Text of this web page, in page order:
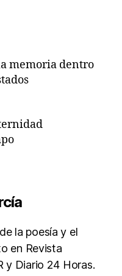
memoria dentro
la poesía y el
en Revista
y Diario 24 Horas.